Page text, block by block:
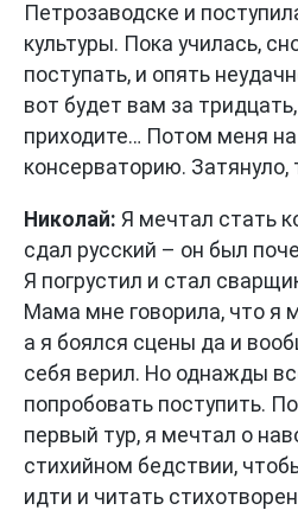
Петрозаводске и
культуры. Пока училась,
поступать, и опять
вот будет вам за
приходите… Потом меня на
консерваторию. Затянуло,
Николай: Я мечтал стать
сдал русский – он был
Я погрустил и стал
Мама мне говорила, что я
а я боялся сцены да и
себя верил. Но однажды
попробовать поступить.
первый тур, я мечтал о
стихийном бедствии,
идти и читать